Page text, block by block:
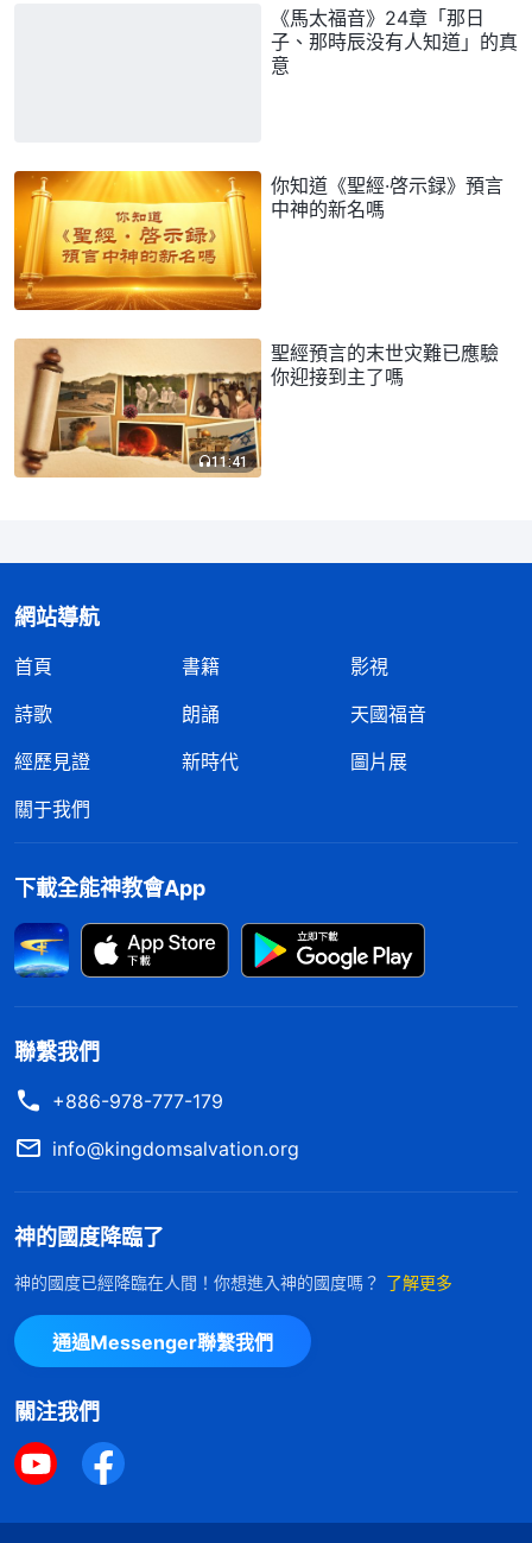
《馬太福音》24章「那日
子、那時辰没有人知道」的真
意
你知道《聖經·啓示録》預言
中神的新名嗎
11:41
聖經預言的末世灾難已應驗
你迎接到主了嗎
網站導航
首頁 書籍
影視
詩歌
朗誦
天國福音
經歷見證
新時代
圖片展
關于我們
下載全能神教會App
聯繫我們
+886-978-777-179
info@kingdomsalvation.org
神的國度降臨了
神的國度已經降臨在人間！你想進入神的國度嗎？ 了解更多
通過Messenger聯繫我們
關注我們
如何才能進天國得永生呢？主耶穌說：「
求，就給你們；尋找，就尋見；叩門，就給你們
你尋求主再來的奧祕，找到進天國得永生的路
途。我們期待與你一起探討、交流。